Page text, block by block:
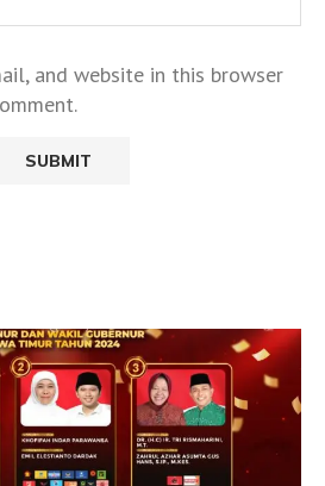
and website in this browser